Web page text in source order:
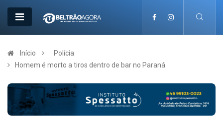
Início
Polícia
Homem é morto a tiros dentro de bar no Paraná